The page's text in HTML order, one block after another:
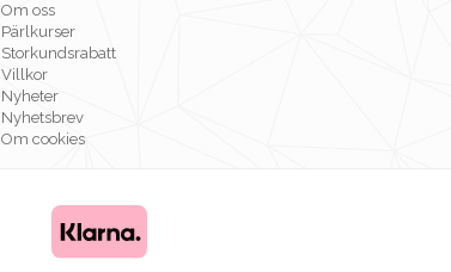
Om oss
Pärlkurser
Storkundsrabatt
Villkor
Nyheter
Nyhetsbrev
Om cookies